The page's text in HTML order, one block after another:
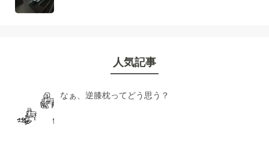
人気記事
なぁ、逆膝枕ってどう思う？